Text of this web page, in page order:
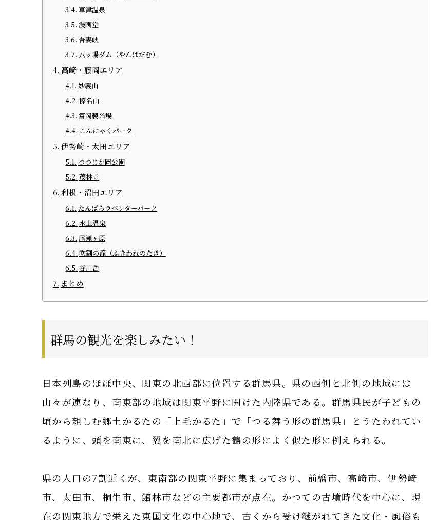
草津温泉
漫画堂
吾妻峡
八ッ場ダム（やんばだむ）
高崎・藤岡エリア
妙義山
榛名山
富岡製糸場
こんにゃくパーク
伊勢崎・太田エリア
つつじが岡公園
茂林寺
利根・沼田エリア
たんばらラベンダーパーク
水上温泉
尾瀬ヶ原
吹割の滝（ふきわれのたき）
谷川岳
まとめ
群馬の観光を楽しみたい！
日本列島のほぼ中央、関東の北西部に位置する群馬県。県の西側と北側の地域には
山々が連なり、南東部の地域は関東平野に開けた内陸県である。群馬県民が子どもの
頃から親しむ郷土かるたの「上毛かるた」で「つる舞う形の群馬県」とうたわれてい
るように、頭を南東に、翼を南北に広げた鶴の形によく似た形に例えられる。
県の人口の7割近くが、東南部の関東平野に集まっており、前橋市、高崎市、伊勢崎
市、太田市、桐生市、館林市などの主要都市が点在。かつての古墳時代を中心に、現
在の関東地方で栄えた東国文化の中心地で、古くから受け継がれてきた文化・風俗も